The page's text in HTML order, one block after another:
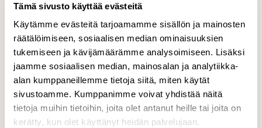
Tämä sivusto käyttää evästeitä
Käytämme evästeitä tarjoamamme sisällön ja mainosten
räätälöimiseen, sosiaalisen median ominaisuuksien
tukemiseen ja kävijämäärämme analysoimiseen. Lisäksi
jaamme sosiaalisen median, mainosalan ja analytiikka-
alan kumppaneillemme tietoja siitä, miten käytät
sivustoamme. Kumppanimme voivat yhdistää näitä
tietoja muihin tietoihin, joita olet antanut heille tai joita on
kerätty, kun olet käyttänyt heidän palvelujaan.
Maitohorsma
Läheinen koivikko tarjoaa monia
kuvausmahdollisuuksia. Nyt sitä kaunistavat
maitohorsmat.